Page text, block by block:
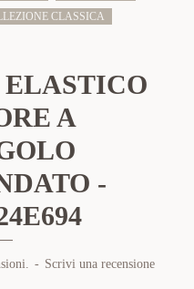
CLASSICA
A
-
- Scrivi una recensione